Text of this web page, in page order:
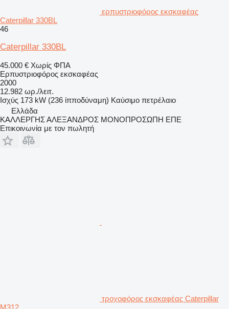
ερπυστριοφόρος εκσκαφέας
Caterpillar 330BL
46
Caterpillar 330BL
45.000 € Χωρίς ΦΠΑ
Ερπυστριοφόρος εκσκαφέας
2000
12.982 ωρ./λειτ.
Ισχύς 173 kW (236 ίπποδύναμη) Καύσιμο πετρέλαιο
Ελλάδα
ΚΑΛΛΕΡΓΗΣ ΑΛΕΞΑΝΔΡΟΣ ΜΟΝΟΠΡΟΣΩΠΗ ΕΠΕ
Επικοινωνία με τον πωλητή
τροχοφόρος εκσκαφέας Caterpillar
M312